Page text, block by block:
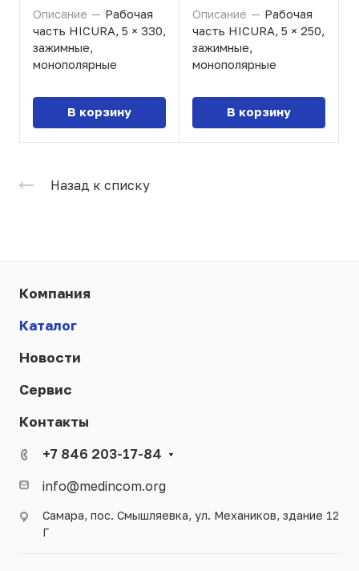
Описание — Рабочая
часть HICURA, 5 × 330,
зажимные,
монополярные
В корзину
Описание — Рабочая
часть HICURA, 5 × 250,
зажимные,
монополярные
В корзину
Назад к списку
Компания
Каталог
Новости
Сервис
Контакты
+7 846 203-17-84
info@medincom.org
Самара, пос. Смышляевка, ул. Механиков, здание 12
Г